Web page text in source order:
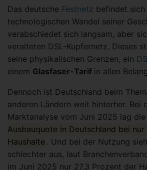
Das deutsche Festnetz befindet
technologischen Wandel seiner
verabschiedet sich langsam, aber
veralteten DSL-Kupfernetz. Dieses
seine physikalischen Grenzen, ein
einem Glasfaser-Tarif in allen
Dennoch ist Deutschland beim
anderen Ländern weit hinterher. Bei
Marktanalyse vom Juni 2025 lag die
Ausbauquote in Deutschland bei
Haushalte . Und bei der Nutzung
schlechter aus, laut
im Juni 2025 nur 27,3 Prozent der